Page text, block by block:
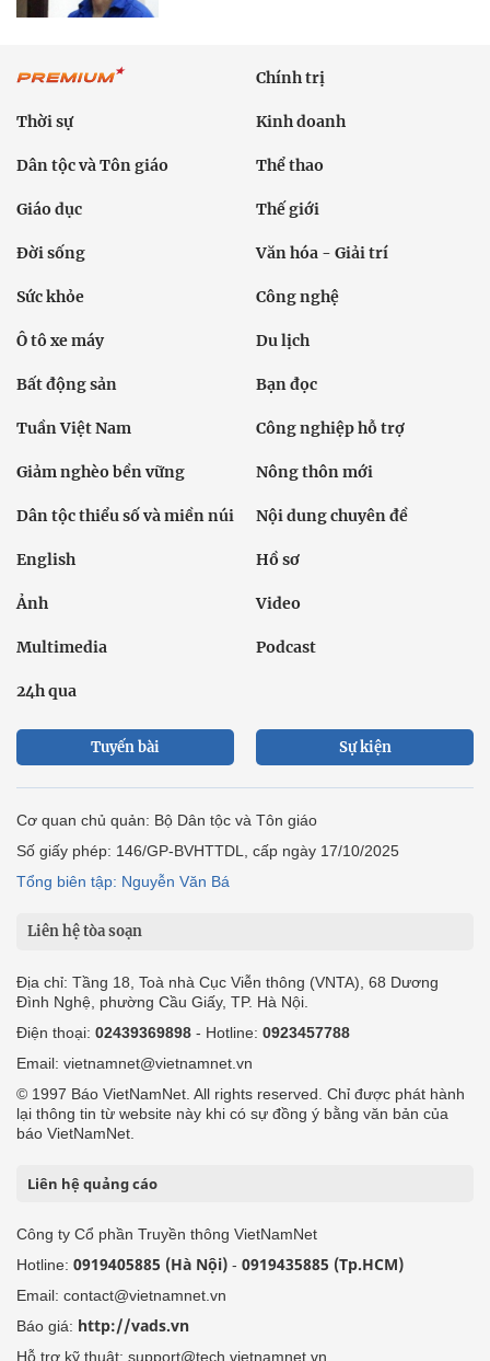
Chính trị
Thời sự Kinh doanh
Dân tộc và Tôn giáo Thể thao
Giáo dục Thế giới
Đời sống Văn hóa - Giải trí
Sức khỏe Công nghệ
Ô tô xe máy Du lịch
Bất động sản Bạn đọc
Tuần Việt Nam Công nghiệp hỗ trợ
Giảm nghèo bền vững Nông thôn mới
Dân tộc thiểu số và miền núi Nội dung chuyên đề
English Hồ sơ
Ảnh Video
Multimedia Podcast
24h qua
Tuyến bài Sự kiện
Cơ quan chủ quản: Bộ Dân tộc và Tôn giáo
Số giấy phép: 146/GP-BVHTTDL, cấp ngày 17/10/2025
Tổng biên tập: Nguyễn Văn Bá
Liên hệ tòa soạn
Địa chỉ: Tầng 18, Toà nhà Cục Viễn thông (VNTA), 68 Dương
Đình Nghệ, phường Cầu Giấy, TP. Hà Nội.
Điện thoại: 02439369898 - Hotline: 0923457788
Email: vietnamnet@vietnamnet.vn
© 1997 Báo VietNamNet. All rights reserved. Chỉ được phát hành
lại thông tin từ website này khi có sự đồng ý bằng văn bản của
báo VietNamNet.
Liên hệ quảng cáo
Công ty Cổ phần Truyền thông VietNamNet
Hotline: 0919405885 (Hà Nội) - 0919435885 (Tp.HCM)
Email: contact@vietnamnet.vn
Báo giá: http://vads.vn
Hỗ trợ kỹ thuật: support@tech.vietnamnet.vn